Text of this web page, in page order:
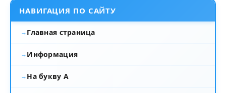
НАВИГАЦИЯ ПО САЙТУ
Главная страница
Информация
На букву А